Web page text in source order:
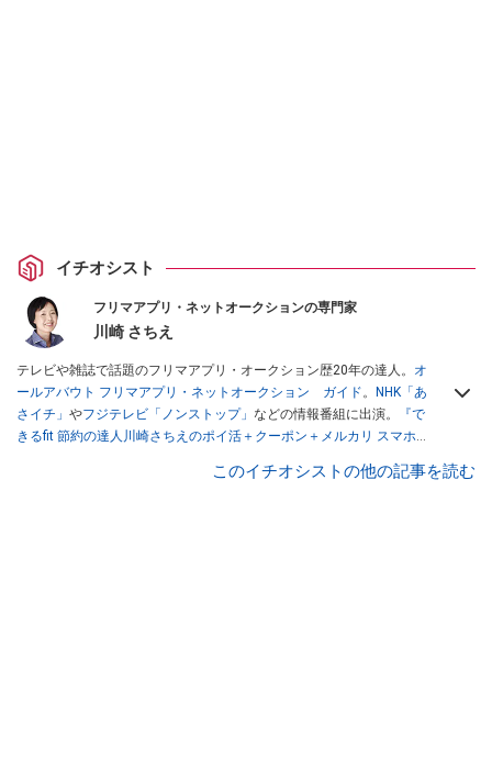
イチオシスト
フリマアプリ・ネットオークションの専門家
川崎 さちえ
テレビや雑誌で話題のフリマアプリ・オークション歴20年の達人。 オ
ールアバウト フリマアプリ・ネットオークション ガイド。
NHK「あ
さイチ」 やフジテレビ「ノンストップ」 などの情報番組に出演。
『で
きるfit 節約の達人川崎さちえのポイ活＋クーポン＋メルカリ スマホで
スマホ1つでスキマ時間に効率的に稼ぐ！』（翔泳社刊） ほか著書多
このイチオシストの他の記事を読む